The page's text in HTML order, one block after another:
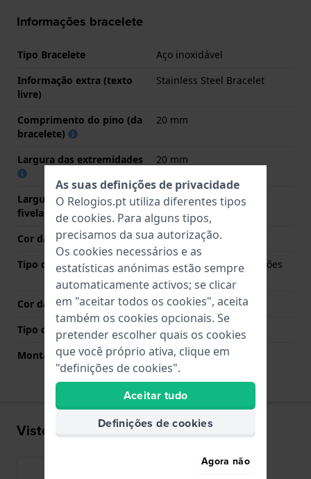
Informações bracelete
Tipo Bracelete
Aço inoxidável
Informação extra (texto
livre)
Stainless Steel Bracelet
Comprimento do pino (da
bracelete)
20 mm
Largura das extremidades 20 mm
Largura da bracelete na
fivela
18 mm
Cor da bracelete
Prata
Tipo de Fecho
Fivela dobrável com botões
de pressão
Cor da fivela
Prata
Tipo de montagem
Pinos de pressão
Montagem Reta
Não
Visto recentemente
As suas definições de privacidade
O Relogios.pt utiliza diferentes tipos
de cookies. Para alguns tipos,
precisamos da sua autorização.
Os cookies necessários e as
estatísticas anónimas estão sempre
automaticamente activos; se clicar
em "aceitar todos os cookies", aceita
também os cookies opcionais. Se
pretender escolher quais os cookies
que você próprio ativa, clique em
"definições de cookies".
Aceitar tudo
Definições de cookies
Agora não